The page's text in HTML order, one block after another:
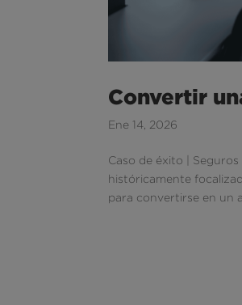
Convertir
Ene 14, 2026
Caso de éxito |
históricamente
para convertirse en un